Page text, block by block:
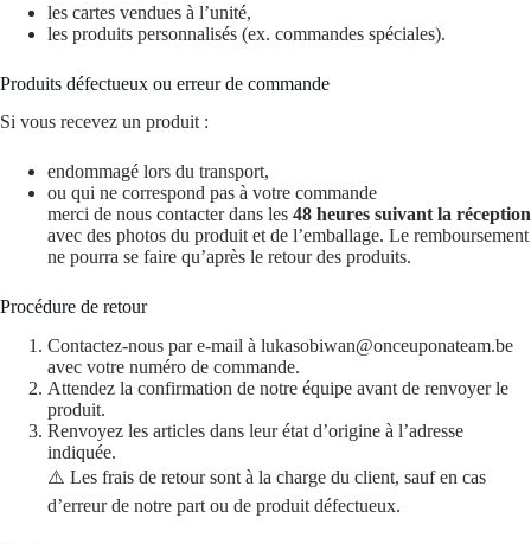
les cartes vendues à l’unité,
les produits personnalisés (ex. commandes spéciales).
Produits défectueux ou erreur de commande
Si vous recevez un produit :
endommagé lors du transport,
ou qui ne correspond pas à votre commande
merci de nous contacter dans les 48 heures suivant la réception
avec des photos du produit et de l’emballage. Le remboursement
ne pourra se faire qu’après le retour des produits.
Procédure de retour
Contactez-nous par e-mail à lukasobiwan@onceuponateam.be
avec votre numéro de commande.
Attendez la confirmation de notre équipe avant de renvoyer le
produit.
Renvoyez les articles dans leur état d’origine à l’adresse
indiquée.
⚠️ Les frais de retour sont à la charge du client, sauf en cas
d’erreur de notre part ou de produit défectueux.